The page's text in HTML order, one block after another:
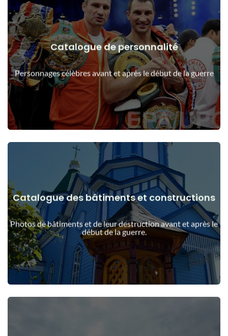
Catalogue de personnalité
Personnages célèbres avant et après le début de la guerre
Les gens avant et après le début de la guerre
Voir les détails
Catalogue des bâtiments et constructions
Photos de bâtiments et de leur destruction avant et après le
début de la guerre.
Bâtiments, structures, objets avant et après le début de la
guerre
Voir les détails